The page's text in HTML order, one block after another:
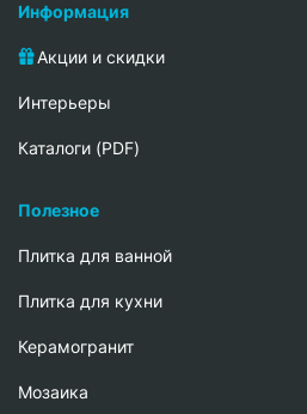
Информация
Акции и скидки
Интерьеры
Каталоги (PDF)
Полезное
Плитка для ванной
Плитка для кухни
Керамогранит
Мозаика